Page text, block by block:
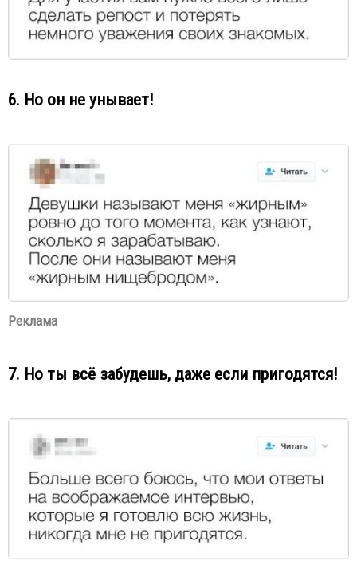
6. Но он не унывает!
Реклама
7. Но ты всё забудешь, даже если пригодятся!